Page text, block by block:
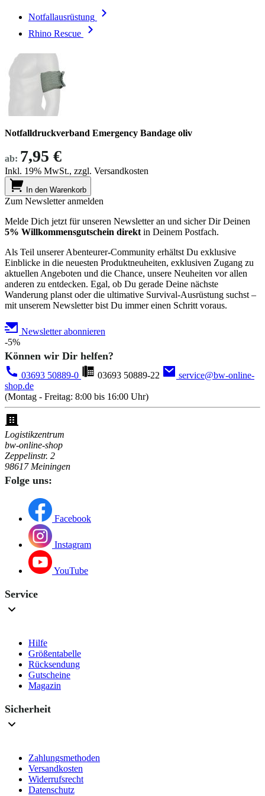
Notfallausrüstung
Rhino Rescue
Notfalldruckverband Emergency Bandage oliv
ab: 7,95 €
Inkl. 19% MwSt., zzgl. Versandkosten
In den Warenkorb
Zum Newsletter anmelden
Melde Dich jetzt für unseren Newsletter an und sicher Dir Deinen
5% Willkommensgutschein direkt in Deinem Postfach.
Als Teil unserer Abenteurer-Community erhältst Du exklusive
Einblicke in die neuesten Produktneuheiten, exklusiven Zugang zu
aktuellen Angeboten und die Chance, unsere Neuheiten vor allen
anderen zu entdecken. Egal, ob Du gerade Deine nächste
Wanderung planst oder die ultimative Survival-Ausrüstung suchst –
mit unserem Newsletter bist Du immer einen Schritt voraus.
Newsletter abonnieren
-5%
Können wir Dir helfen?
03693 50889-0 03693 50889-22
service@bw-online-
shop.de
(Montag - Freitag: 8:00 bis 16:00 Uhr)
Logistikzentrum
bw-online-shop
Zeppelinstr. 2
98617 Meiningen
Folge uns:
Facebook
Instagram
YouTube
Service
Hilfe
Größentabelle
Rücksendung
Gutscheine
Magazin
Sicherheit
Zahlungsmethoden
Versandkosten
Widerrufsrecht
Datenschutz